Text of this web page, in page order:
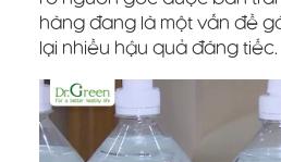
hàng đang là một vấn đề
lại nhiều hậu quả đáng tiếc.